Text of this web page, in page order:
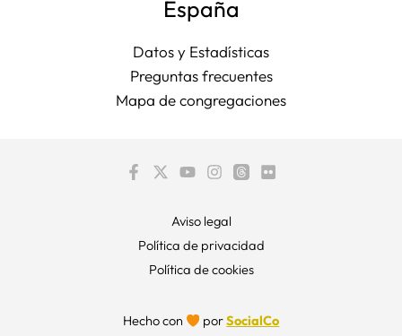
España
Datos y Estadísticas
Preguntas frecuentes
Mapa de congregaciones
Aviso legal
Política de privacidad
Política de cookies
Hecho con porSocialCo